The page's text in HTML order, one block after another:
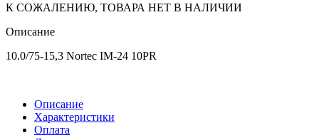
К СОЖАЛЕНИЮ, ТОВАРА НЕТ В НАЛИЧИИ
Описание
10.0/75-15,3 Nortec IM-24 10PR
Описание
Характеристики
Оплата